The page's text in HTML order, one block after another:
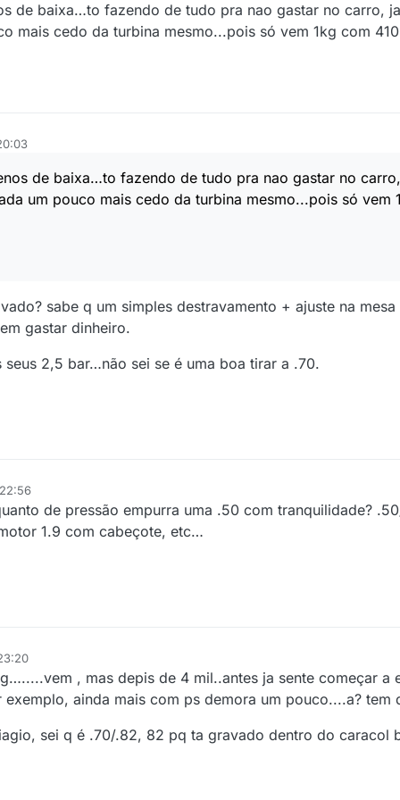
de baixa…to fazendo de tudo pra nao gastar no carro,
mais cedo da turbina mesmo...pois só vem 1kg com
de baixa…to fazendo de tudo pra nao gastar no
um pouco mais cedo da turbina mesmo...pois só vem
sabe q um simples destravamento + ajuste na
gastar dinheiro.
2,5 bar…não sei se é uma boa tirar a .70.
de pressão empurra uma .50 com tranquilidade?
1.9 com cabeçote, etc…
, mas depis de 4 mil..antes ja sente começar a
ainda mais com ps demora um pouco....a? tem
sei q é .70/.82, 82 pq ta gravado dentro do caracol